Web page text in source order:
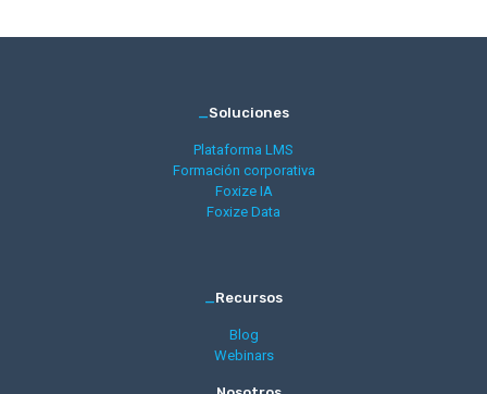
_Soluciones
Plataforma LMS
Formación corporativa
Foxize IA
Foxize Data
_Recursos
Blog
Webinars